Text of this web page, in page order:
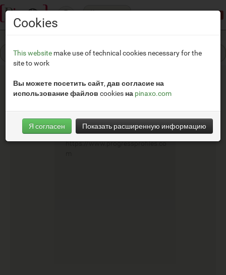
Категории
Progress Profiles
__
https://www.progressprofiles.co
Cookies
This website make use of technical cookies necessary for the
site to work
Вы можете посетить сайт, дав согласие на
использование файлов cookies на pinaxo.com
Я согласен Показать расширенную информацию